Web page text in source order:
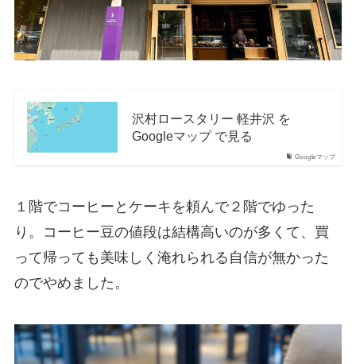
Googleマップ
沢村ロースタリー 軽井沢 を
Googleマップ で見る
１階でコーヒーとケーキを頼んで２階でゆった
り。コーヒー豆の値段は結構高いのが多くて、買
って帰っても美味しく淹れられる自信が無かった
のでやめました。